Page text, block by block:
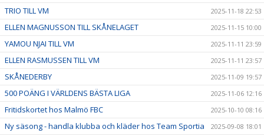
TRIO TILL VM 2025-11-18 22:53
ELLEN MAGNUSSON TILL SKÅNELAGET 2025-11-15 10:00
YAMOU NJAI TILL VM 2025-11-11 23:59
ELLEN RASMUSSEN TILL VM 2025-11-11 23:57
SKÅNEDERBY 2025-11-09 19:57
500 POÄNG I VÄRLDENS BÄSTA LIGA 2025-11-06 12:16
Fritidskortet hos Malmö FBC 2025-10-10 08:16
Ny säsong - handla klubba och kläder hos Team Sportia 2025-09-08 18:01